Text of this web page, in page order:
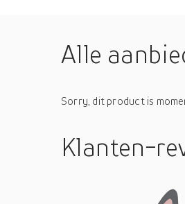
Alle
Sorry, dit product is
Klanten-